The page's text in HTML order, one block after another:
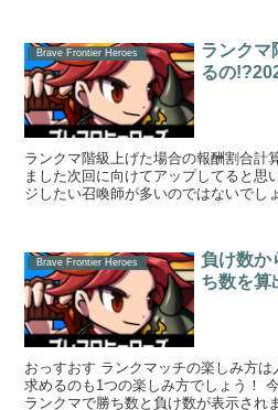
Brave Frontier Heroes
ランクマ
るの
ランクマ階級上げた場合の報酬割合計算 第10回ランクマッチが
ました次回に向けてアップしてると思います！ 階級ア
ジしたい召喚師が多いのではないでしょうか！ どうなる
Brave Frontier Heroes
負け数か
ち数を算
おっすおす ランクマッチの楽しみ方は人それぞれですが勝率を追い
求めるのも1つの楽しみ方でしょう！ 今日は勝率を追い求めるお話ｗ
ランクマで勝ち数と負け数が表示されますよね 僕はこ